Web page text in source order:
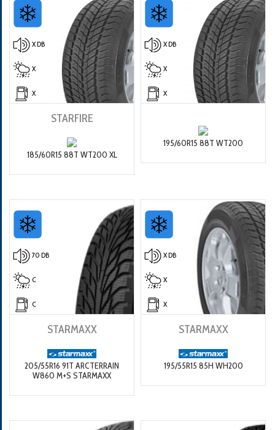
X DB
X
X
STARFIRE
185/60R15 88T WT200 XL
X DB
X
X
195/60R15 88T WT200
70 DB
C
C
STARMAXX
205/55R16 91T ARCTERRAIN
W860 M+S STARMAXX
X DB
X
X
STARMAXX
195/55R15 85H WH200